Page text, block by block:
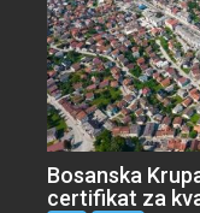
Bosanska
certifikat za